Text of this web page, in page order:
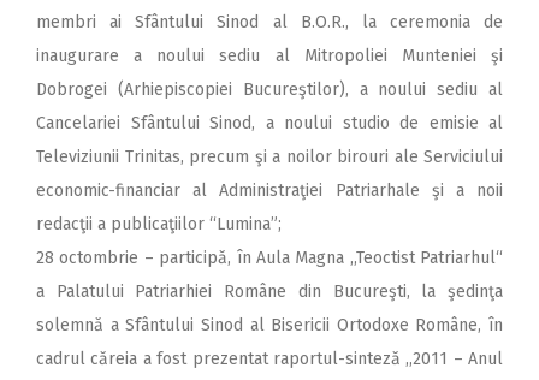
membri ai Sfântului Sinod al B.O.R., la ceremonia de
inaugurare a noului sediu al Mitropoliei Munteniei şi
Dobrogei (Arhiepiscopiei Bucureştilor), a noului sediu al
Cancelariei Sfântului Sinod, a noului studio de emisie al
Televiziunii Trinitas, precum şi a noilor birouri ale Serviciului
economic-financiar al Administraţiei Patriarhale şi a noii
redacţii a publicaţiilor “Lumina”;
28 octombrie – participă, în Aula Magna ,,Teoctist Patriarhul“
a Palatului Patriarhiei Române din Bucureşti, la şedinţa
solemnă a Sfântului Sinod al Bisericii Ortodoxe Române, în
cadrul căreia a fost prezentat raportul-sinteză ,,2011 – Anul